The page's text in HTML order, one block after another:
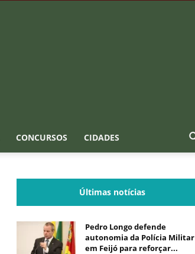
CONCURSOS CIDADES
Últimas notícias
Pedro Longo defende
autonomia da Polícia Militar
em Feijó para reforçar...